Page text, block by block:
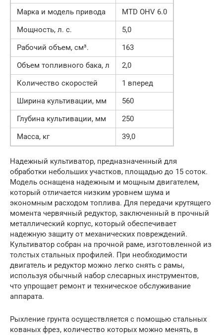
Марка и модель привода
MTD OHV 6.0
Мощность, л. с.
5,0
Рабочий объем, см³.
163
Объем топливного бака, л
2,0
Количество скоростей
1 вперед
Ширина культивации, мм
560
Глубина культивации, мм
250
Масса, кг
39,0
Надежный культиватор, предназначенный для
обработки небольших участков, площадью до 15 соток.
Модель оснащена надежным и мощным двигателем,
который отличается низким уровнем шума и
экономным расходом топлива. Для передачи крутящего
момента червячный редуктор, заключенный в прочный
металлический корпус, который обеспечивает
надежную защиту от механических повреждений.
Культиватор собран на прочной раме, изготовленной из
толстых стальных профилей. При необходимости
двигатель и редуктор можно легко снять с рамы,
используя обычный набор слесарных инструментов,
что упрощает ремонт и техническое обслуживание
аппарата.
Рыхление грунта осуществляется с помощью стальных
кованых фрез, количество которых можно менять, в